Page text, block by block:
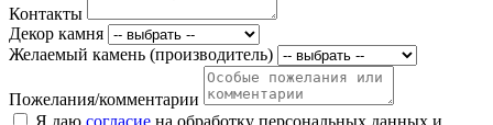
Контакты
Декор камня
Желаемый камень (производитель)
Пожелания/комментарии
Я даю согласие на обработку персональных данных и